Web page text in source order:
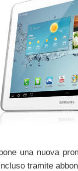
una nuova
tramite